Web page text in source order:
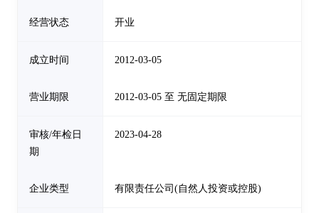
经营状态 开业
成立时间 2012-03-05
营业期限 2012-03-05 至 无固定期限
审核/年检日
期
2023-04-28
企业类型 有限责任公司(自然人投资或控股)